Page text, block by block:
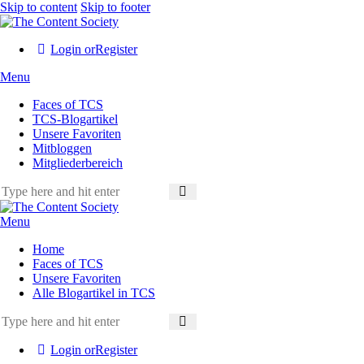
Skip to content Skip to footer
Login orRegister
Menu
Faces of TCS
TCS-Blogartikel
Unsere Favoriten
Mitbloggen
Mitgliederbereich
Menu
Home
Faces of TCS
Unsere Favoriten
Alle Blogartikel in TCS
Login orRegister